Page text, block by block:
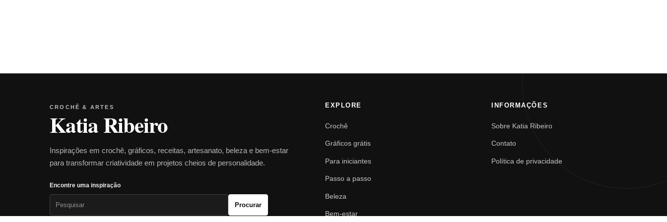
CROCHÊ & ARTES
Katia Ribeiro
Inspirações em crochê, gráficos, receitas, artesanato, beleza e bem-estar
para transformar criatividade em projetos cheios de personalidade.
Encontre uma inspiração
Procurar
EXPLORE
Crochê
Gráficos grátis
Para iniciantes
Passo a passo
Beleza
Bem-estar
INFORMAÇÕES
Sobre Katia Ribeiro
Contato
Política de privacidade